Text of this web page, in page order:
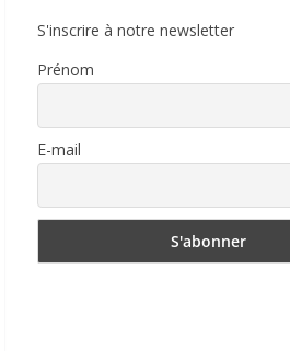
S'inscrire à notre newsletter
Prénom
E-mail